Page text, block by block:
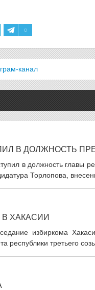
канал
В ДОЛЖНОСТЬ
в должность главы
Торлопова,
ХАКАСИИ
избиркома
республики третьего